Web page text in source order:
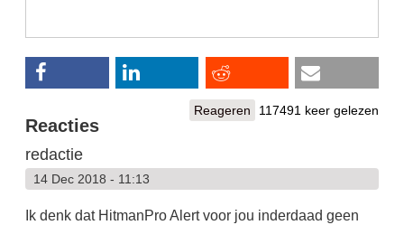
Reageren 117491 keer gelezen
Reacties
redactie
14 Dec 2018 - 11:13
Ik denk dat HitmanPro Alert voor jou inderdaad geen